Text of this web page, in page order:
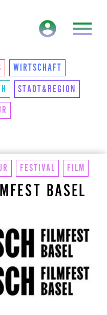
WIRTSCHAFT
STADT&REGION
FESTIVAL FILM
BASEL